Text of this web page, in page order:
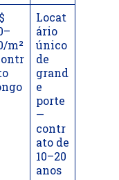
m²
Locat
ário
único
de
grand
e
porte
—
contr
ato de
10–20
anos